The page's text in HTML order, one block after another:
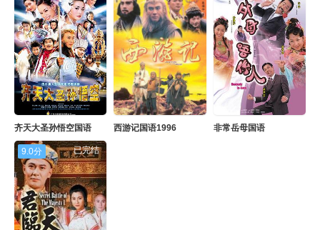
齐天大圣孙悟空国语 西游记国语1996 非常岳母国语
9.0分 已完结